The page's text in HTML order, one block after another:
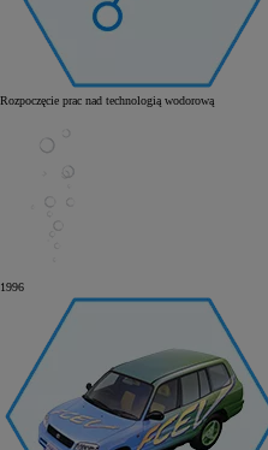
Rozpoczęcie prac nad technologią wodorową
1996